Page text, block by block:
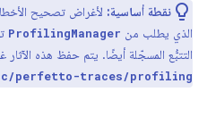
نقطة أساسية: لأغراض تصحيح
الذي يطلب من ProfilingManager
التتبُّع المسجّلة أيضًا. يتم حفظ هذه الآثار
perfetto-traces/profiling